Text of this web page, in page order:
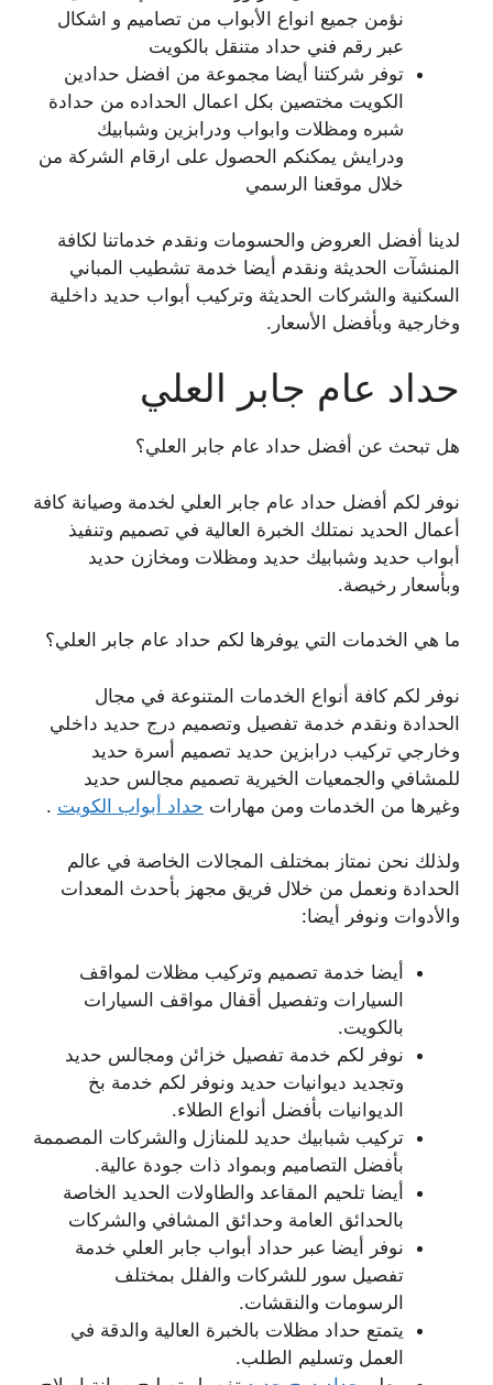
نؤمن جميع انواع الأبواب من تصاميم و اشكال
عبر رقم فني حداد متنقل بالكويت
توفر شركتنا أيضا مجموعة من افضل حدادين
الكويت مختصين بكل اعمال الحداده من حدادة
شبره ومظلات وابواب ودرابزين وشبابيك
ودرايش يمكنكم الحصول على ارقام الشركة من
خلال موقعنا الرسمي
لدينا أفضل العروض والحسومات ونقدم خدماتنا لكافة
المنشآت الحديثة ونقدم أيضا خدمة تشطيب المباني
السكنية والشركات الحديثة وتركيب أبواب حديد داخلية
وخارجية وبأفضل الأسعار.
حداد عام جابر العلي
هل تبحث عن أفضل حداد عام جابر العلي؟
نوفر لكم أفضل حداد عام جابر العلي لخدمة وصيانة كافة
أعمال الحديد نمتلك الخبرة العالية في تصميم وتنفيذ
أبواب حديد وشبابيك حديد ومظلات ومخازن حديد
وبأسعار رخيصة.
ما هي الخدمات التي يوفرها لكم حداد عام جابر العلي؟
نوفر لكم كافة أنواع الخدمات المتنوعة في مجال
الحدادة ونقدم خدمة تفصيل وتصميم درج حديد داخلي
وخارجي تركيب درابزين حديد تصميم أسرة حديد
للمشافي والجمعيات الخيرية تصميم مجالس حديد
وغيرها من الخدمات ومن مهارات حداد أبواب الكويت .
ولذلك نحن نمتاز بمختلف المجالات الخاصة في عالم
الحدادة ونعمل من خلال فريق مجهز بأحدث المعدات
والأدوات ونوفر أيضا:
أيضا خدمة تصميم وتركيب مظلات لمواقف
السيارات وتفصيل أقفال مواقف السيارات
بالكويت.
نوفر لكم خدمة تفصيل خزائن ومجالس حديد
وتجديد ديوانيات حديد ونوفر لكم خدمة بخ
الديوانيات بأفضل أنواع الطلاء.
تركيب شبابيك حديد للمنازل والشركات المصممة
بأفضل التصاميم وبمواد ذات جودة عالية.
أيضا تلحيم المقاعد والطاولات الحديد الخاصة
بالحدائق العامة وحدائق المشافي والشركات
نوفر أيضا عبر حداد أبواب جابر العلي خدمة
تفصيل سور للشركات والفلل بمختلف
الرسومات والنقشات.
يتمتع حداد مظلات بالخبرة العالية والدقة في
العمل وتسليم الطلب.